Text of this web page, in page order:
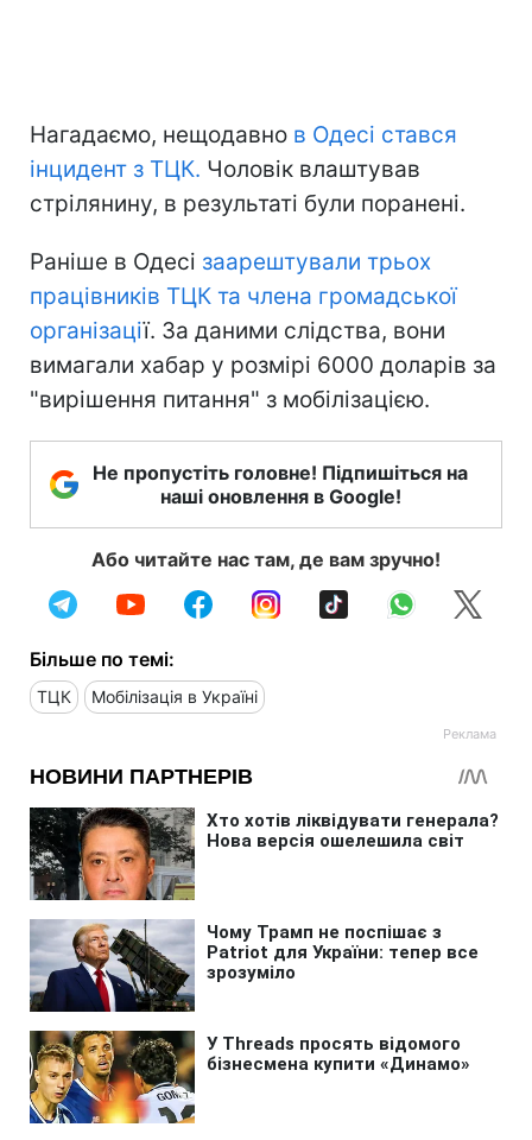
Нагадаємо, нещодавно в Одесі стався
інцидент з ТЦК. Чоловік влаштував
стрілянину, в результаті були поранені.
Раніше в Одесі заарештували трьох
працівників ТЦК та члена громадської
організації. За даними слідства, вони
вимагали хабар у розмірі 6000 доларів за
"вирішення питання" з мобілізацією.
Не пропустіть головне! Підпишіться на
наші оновлення в Google!
Або читайте нас там, де вам зручно!
Більше по темі:
ТЦК Мобілізація в Україні